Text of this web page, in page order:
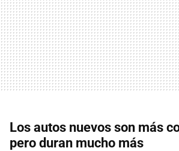
Los autos nuevos son más
pero duran mucho más